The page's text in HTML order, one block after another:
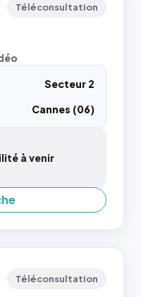
Téléconsultation
Secteur 2
Cannes (06)
à venir
Téléconsultation